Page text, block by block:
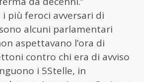
più feroci avversari di
alcuni parlamentari
aspettavano l’ora di
contro chi era di avviso
i 5Stelle, in